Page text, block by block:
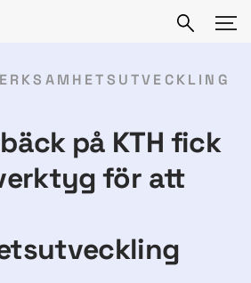
på KTH fick
för att